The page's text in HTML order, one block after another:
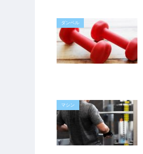
ダンベル
マシン